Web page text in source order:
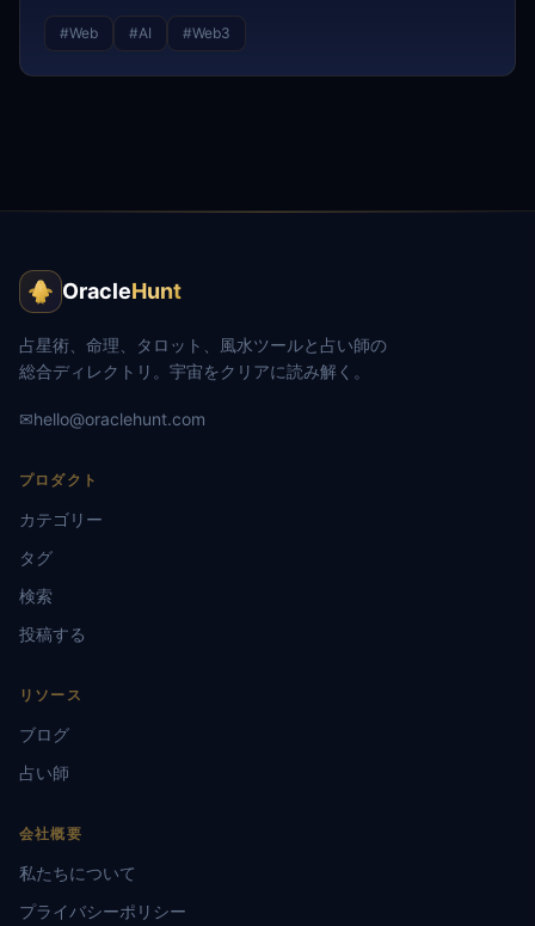
#Web #AI #Web3
OracleHunt
占星術、命理、タロット、風水ツールと占い師の
総合ディレクトリ。宇宙をクリアに読み解く。
✉hello@oraclehunt.com
プロダクト
カテゴリー
タグ
検索
投稿する
リソース
ブログ
占い師
会社概要
私たちについて
プライバシーポリシー